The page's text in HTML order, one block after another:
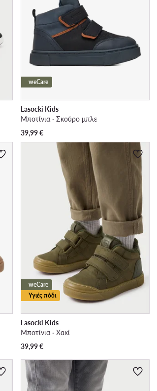
weCare
Lasocki Kids
Μποτίνια · Σκούρο μπλε
39,99€
weCare
Υγιές πόδι
Lasocki Kids
Μποτίνια · Χακί
39,99€